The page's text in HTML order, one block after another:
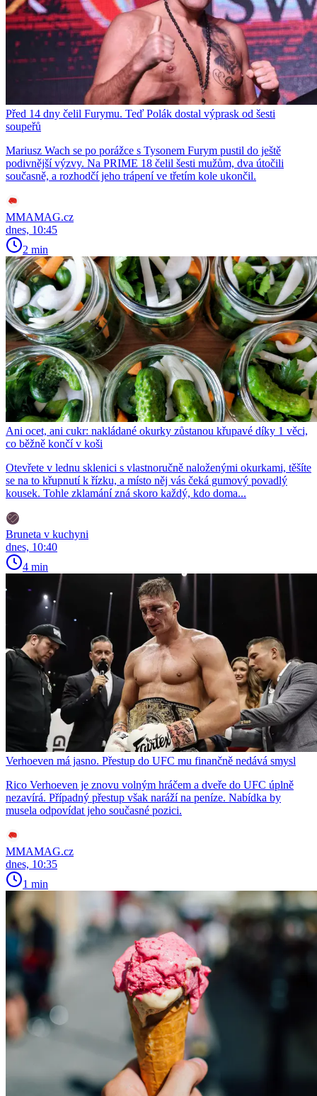
Před 14 dny čelil Furymu. Teď Polák dostal výprask od šesti
soupeřů
Mariusz Wach se po porážce s Tysonem Furym pustil do ještě
podivnější výzvy. Na PRIME 18 čelil šesti mužům, dva útočili
současně, a rozhodčí jeho trápení ve třetím kole ukončil.
MMAMAG.cz
dnes, 10:45
2 min
Ani ocet, ani cukr: nakládané okurky zůstanou křupavé díky 1 věci,
co běžně končí v koši
Otevřete v lednu sklenici s vlastnoručně naloženými okurkami, těšíte
se na to křupnutí k řízku, a místo něj vás čeká gumový povadlý
kousek. Tohle zklamání zná skoro každý, kdo doma...
Bruneta v kuchyni
dnes, 10:40
4 min
Verhoeven má jasno. Přestup do UFC mu finančně nedává smysl
Rico Verhoeven je znovu volným hráčem a dveře do UFC úplně
nezavírá. Případný přestup však naráží na peníze. Nabídka by
musela odpovídat jeho současné pozici.
MMAMAG.cz
dnes, 10:35
1 min